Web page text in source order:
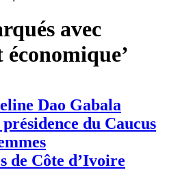
avec
économique’
Dao Gabala
du Caucus
de Côte d’Ivoire